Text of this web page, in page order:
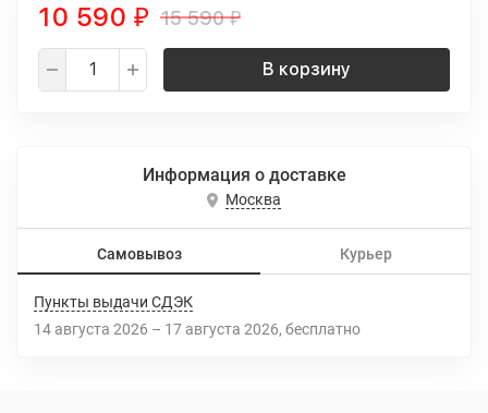
10 590 ₽ 15 590₽
В корзину
Информация о доставке
Москва
Самовывоз Курьер
Пункты выдачи СДЭК
14 августа 2026 – 17 августа 2026 Бесплатно